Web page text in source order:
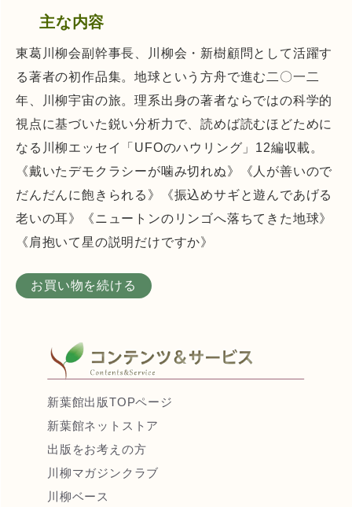
星
舟
個
主な内容
東葛川柳会副幹事長、川柳会・新樹顧問として活躍す
る著者の初作品集。地球という方舟で進む二〇一二
年、川柳宇宙の旅。理系出身の著者ならではの科学的
視点に基づいた鋭い分析力で、読めば読むほどために
なる川柳エッセイ「UFOのハウリング」12編収載。
《戴いたデモクラシーが噛み切れぬ》《人が善いので
だんだんに飽きられる》《振込めサギと遊んであげる
老いの耳》《ニュートンのリンゴへ落ちてきた地球》
《肩抱いて星の説明だけですか》
お買い物を続ける
新葉館出版TOPページ
新葉館ネットストア
出版をお考えの方
川柳マガジンクラブ
川柳ベース